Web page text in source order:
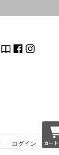
ログイン